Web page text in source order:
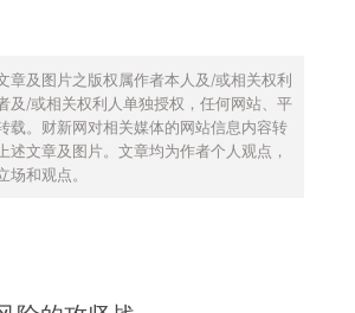
章及图片之版权属作者本人及/或相关权利
及/或相关权利人单独授权，任何网站、平
载。财新网对相关媒体的网站信息内容转
述文章及图片。文章均为作者个人观点，
场和观点。